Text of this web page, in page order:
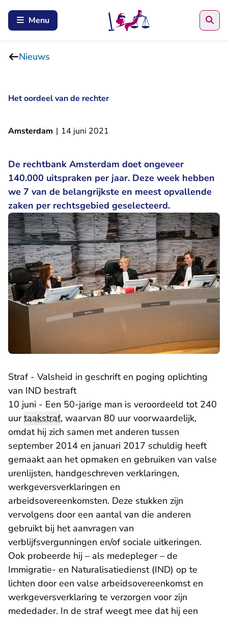
Menu
Nieuws
Het oordeel van de rechter
Amsterdam | 14 juni 2021
De rechtbank Amsterdam doet ongeveer
140.000 uitspraken per jaar. Deze week hebben
we 7 van de belangrijkste en meest opvallende
zaken per rechtsgebied geselecteerd.
Straf - Valsheid in geschrift en poging oplichting
van IND bestraft
10 juni - Een 50-jarige man is veroordeeld tot 240
uurtaakstraf, waarvan 80 uur voorwaardelijk,
omdat hij zich samen met anderen tussen
september 2014 en januari 2017 schuldig heeft
gemaakt aan het opmaken en gebruiken van valse
urenlijsten, handgeschreven verklaringen,
werkgeversverklaringen en
arbeidsovereenkomsten. Deze stukken zijn
vervolgens door een aantal van die anderen
gebruikt bij het aanvragen van
verblijfsvergunningen en/of sociale uitkeringen.
Ook probeerde hij – als medepleger – de
Immigratie- en Naturalisatiedienst (IND) op te
lichten door een valse arbeidsovereenkomst en
werkgeversverklaring te verzorgen voor zijn
mededader. In de straf weegt mee dat hij een